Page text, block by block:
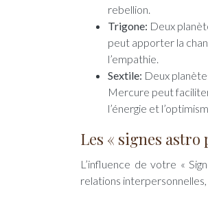
rebellion.
Trigone: Deux
peut apporter la
l’empathie.
Sextile: Deux
Mercure peut
l’énergie et
Les « signes astro
L’influence de votre «
relations